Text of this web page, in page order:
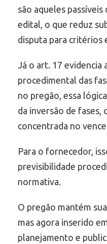
são aqueles
edital, o que reduz
disputa para critérios
Já o art. 17 evidencia
procedimental das
no pregão, essa
da inversão de fases,
concentrada no
Para o fornecedor,
previsibilidade
normativa.
O pregão mantém
mas agora inserido
planejamento e